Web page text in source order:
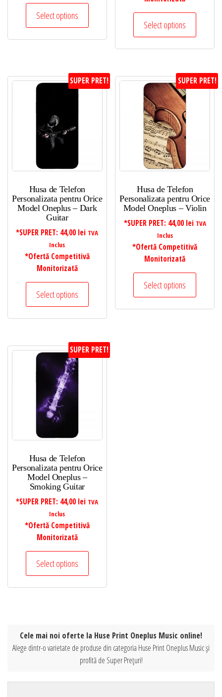
Select options
Select options
SUPER PRET!
Husa de Telefon
Personalizata pentru Orice
Model Oneplus – Dark
Guitar
*SUPER PRET: 44,00 lei TVA
Inclus
*Ofertă Competitivă
Monitorizată
Select options
SUPER PRET!
Husa de Telefon
Personalizata pentru Orice
Model Oneplus – Violin
*SUPER PRET: 44,00 lei TVA
Inclus
*Ofertă Competitivă
Monitorizată
Select options
SUPER PRET!
Husa de Telefon
Personalizata pentru Orice
Model Oneplus –
Smoking Guitar
*SUPER PRET: 44,00 lei TVA
Inclus
*Ofertă Competitivă
Monitorizată
Select options
Cele mai noi oferte la Huse Print Oneplus Music online!
Alege dintr-o varietate de produse din categoria Huse Print Oneplus Music și
profită de Super Prețuri!